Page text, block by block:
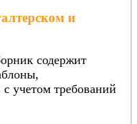
и
содержит
учетом требований